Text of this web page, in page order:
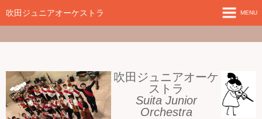
verification=nW1XDOjsXUeBk5Tr0WL2kTnlmTP78udH3yRHAbTSBv8
吹田ジュニアオーケストラ
吹田ジュニアオーケ
ストラ
Suita Junior
Orchestra
MENU
ホーム
新着情報
活動目標